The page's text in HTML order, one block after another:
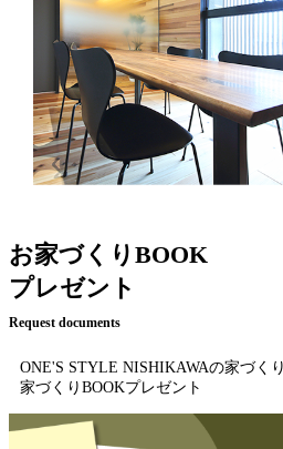
お家づくりBOOK
プレゼント
Request documents
ONE'S STYLE NISHIKAWAの家づく
家づくりBOOKプレゼント